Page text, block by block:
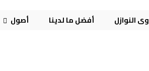
النوازل أفضل ما لدينا أصول